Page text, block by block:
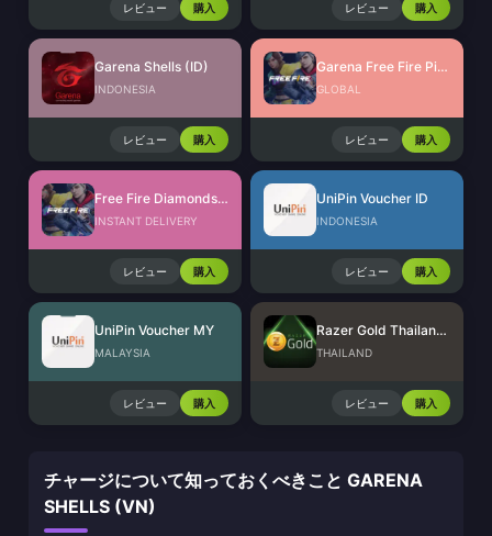
レビュー 購入 レビュー 購入
Garena Shells (ID)
INDONESIA
レビュー 購入
Garena Free Fire Pins Global
GLOBAL
レビュー 購入
Free Fire Diamonds EU + TR
INSTANT DELIVERY
レビュー 購入
UniPin Voucher ID
INDONESIA
レビュー 購入
UniPin Voucher MY
MALAYSIA
レビュー 購入
Razer Gold Thailand (THB)
THAILAND
レビュー 購入
チャージについて知っておくべきこと GARENA
SHELLS (VN)